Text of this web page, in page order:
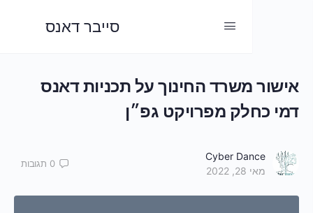
סייבר דאנס
משרד החינוך על תכניות דאנס
כחלק מפרויקט גפ״ן
Cyber Dance
מאי 28, 2022
תגובות